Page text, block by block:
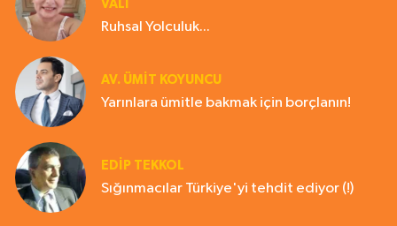
VALİ
Ruhsal Yolculuk...
AV. ÜMIT KOYUNCU
Yarınlara ümitle bakmak için borçlanın!
EDIP TEKKOL
Sığınmacılar Türkiye'yi tehdit ediyor (!)